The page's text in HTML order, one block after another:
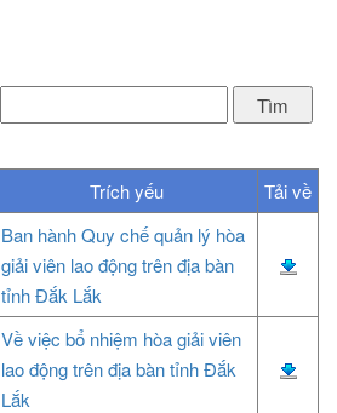
Trích yếu Tải về
Ban hành Quy chế quản lý hòa
giải viên lao động trên địa bàn
tỉnh Đắk Lắk
Về việc bổ nhiệm hòa giải viên
lao động trên địa bàn tỉnh Đắk
Lắk